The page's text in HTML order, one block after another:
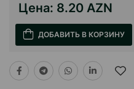
Цена: 8.20 AZN
ДОБАВИТЬ В КОРЗИНУ